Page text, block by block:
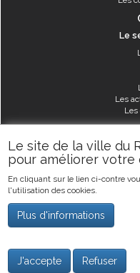
Le site de la ville du
pour améliorer votre
En cliquant sur le lien ci-contre
l'utilisation des cookies.
Plus d'informations
J'accepte Refuser
Le
Les
Les
Les
©2019Ville du